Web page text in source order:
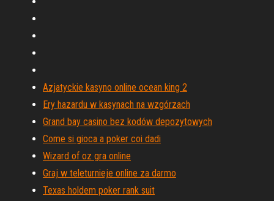
Azjatyckie kasyno online ocean king 2
Ery hazardu w kasynach na wzgórzach
Grand bay casino bez kodów depozytowych
Come si gioca a poker coi dadi
Wizard of oz gra online
Graj w teleturnieje online za darmo
Texas holdem poker rank suit